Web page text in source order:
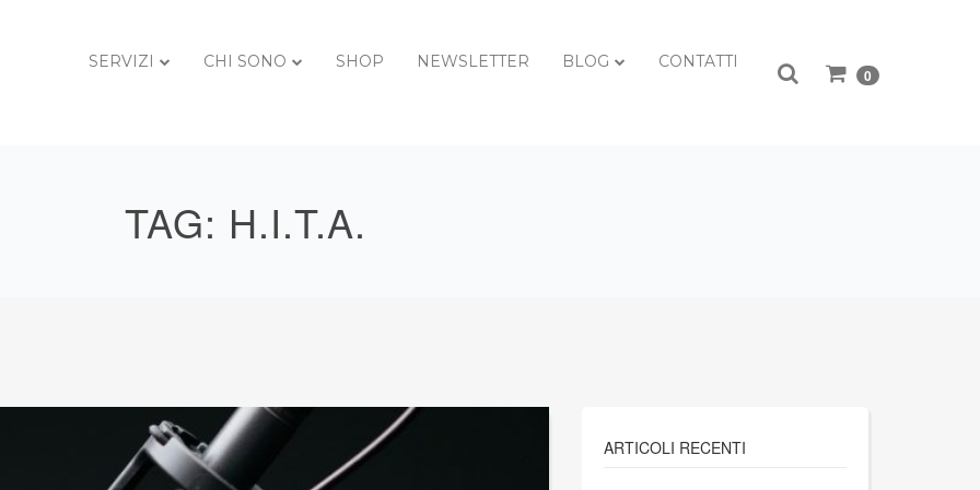
SERVIZI CHI SONO SHOP NEWSLETTER BLOG CONTATTI
0
TAG: H.I.T.A.
ARTICOLI RECENTI